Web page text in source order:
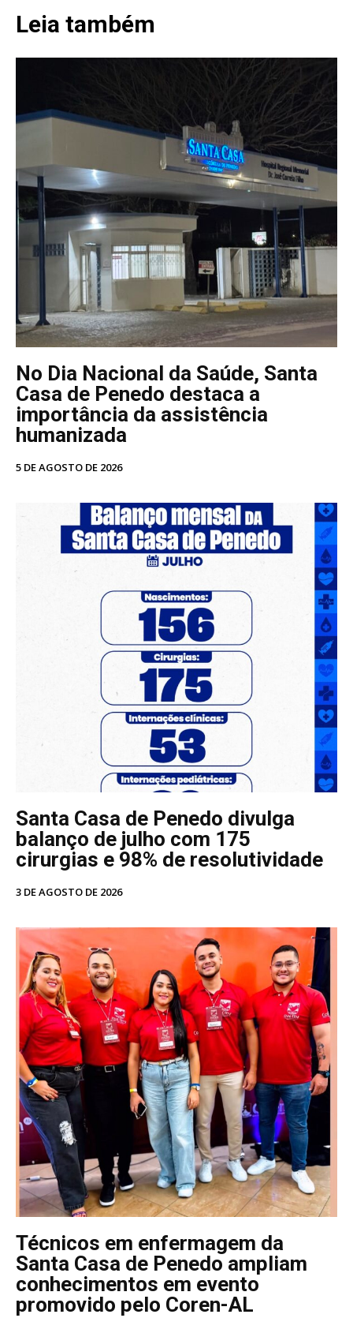
Leia também
No Dia Nacional da Saúde, Santa
Casa de Penedo destaca a
importância da assistência
humanizada
5 DE AGOSTO DE 2026
Santa Casa de Penedo divulga
balanço de julho com 175
cirurgias e 98% de resolutividade
3 DE AGOSTO DE 2026
Técnicos em enfermagem da
Santa Casa de Penedo ampliam
conhecimentos em evento
promovido pelo Coren-AL